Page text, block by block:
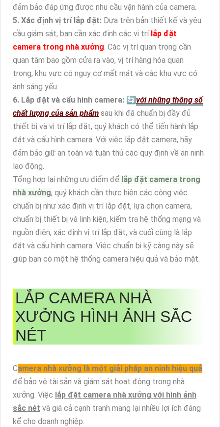
đảm bảo đáp ứng được nhu cầu vận hành của camera.
5. Xác định vị trí lắp đặt: Dựa trên bản thiết kế và yêu
cầu giám sát, bạn cần xác định các vị trí lắp đặt
camera trong nhà xưởng. Các vị trí quan trọng cần
quan tâm bao gồm cửa ra vào, vị trí hàng hóa quan
trọng, khu vực có nguy cơ mất mát và các khu vực có
ánh sáng yếu.
6. Lắp đặt và cấu hình camera: 🔄với những thông số
chất lượng của sản phẩm sau khi đã chuẩn bị đầy đủ
thiết bị và vị trí lắp đặt, quý khách có thể tiến hành lắp
đặt và cấu hình camera. Với việc lắp đặt camera, hãy
đảm bảo giữ an toàn và tuân thủ các quy định về an ninh
lao động.
Tổng hợp lại những ưu điểm để lắp đặt camera trong
nhà xưởng, quý khách cần thực hiện các công việc
chuẩn bị như xác định vị trí lắp đặt, lựa chọn camera,
chuẩn bị thiết bị và linh kiện, kiểm tra hệ thống mạng và
nguồn điện, xác định vị trí lắp đặt, và cuối cùng là lắp
đặt và cấu hình camera. Việc chuẩn bị kỹ càng này sẽ
giúp bạn có một hệ thống camera hiệu quả và bảo mật.
LẮP CAMERA NHÀ
XƯỞNG HÌNH ẢNH SẮC
NÉT
Camera nhà xưởng là một giải pháp an ninh hiệu quả
để bảo vệ tài sản và giám sát hoạt động trong nhà
xưởng. Việc lắp đặt camera nhà xưởng với hình ảnh
sắc nét và giá cả cạnh tranh mang lại nhiều lợi ích đáng
kể cho doanh nghiệp.